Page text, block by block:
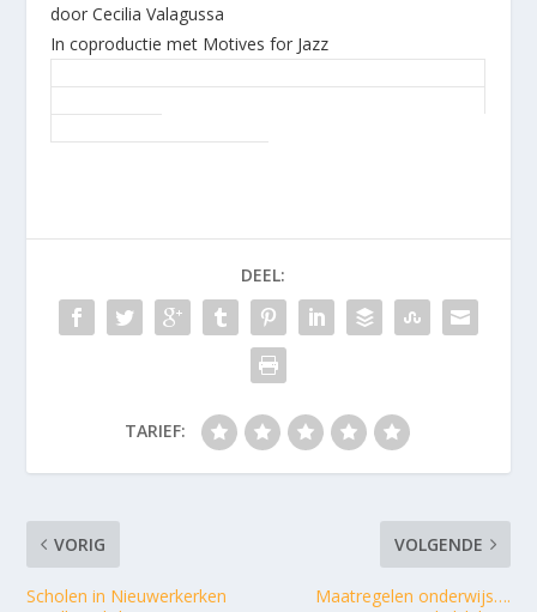
door Cecilia Valagussa
In coproductie met Motives for Jazz
DEEL:
TARIEF:
VORIG
Scholen in Nieuwerkerken
VOLGENDE
Maatregelen onderwijs….